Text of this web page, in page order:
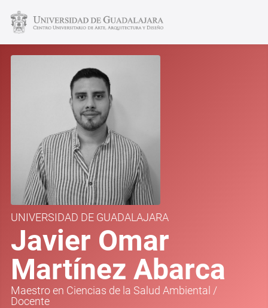
UNIVERSIDAD DE GUADALAJARA
Javier Omar
Martínez Abarca
Maestro en Ciencias de la Salud Ambiental /
Docente